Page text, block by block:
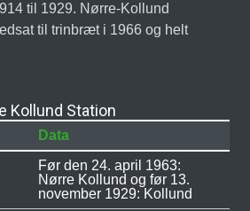
til 1929. Nørre-Kollund
til trinbræt i 1966 og helt
Kollund Station
Data
Før den 24. april 1963:
Nørre Kollund og før 13.
november 1929: Kollund